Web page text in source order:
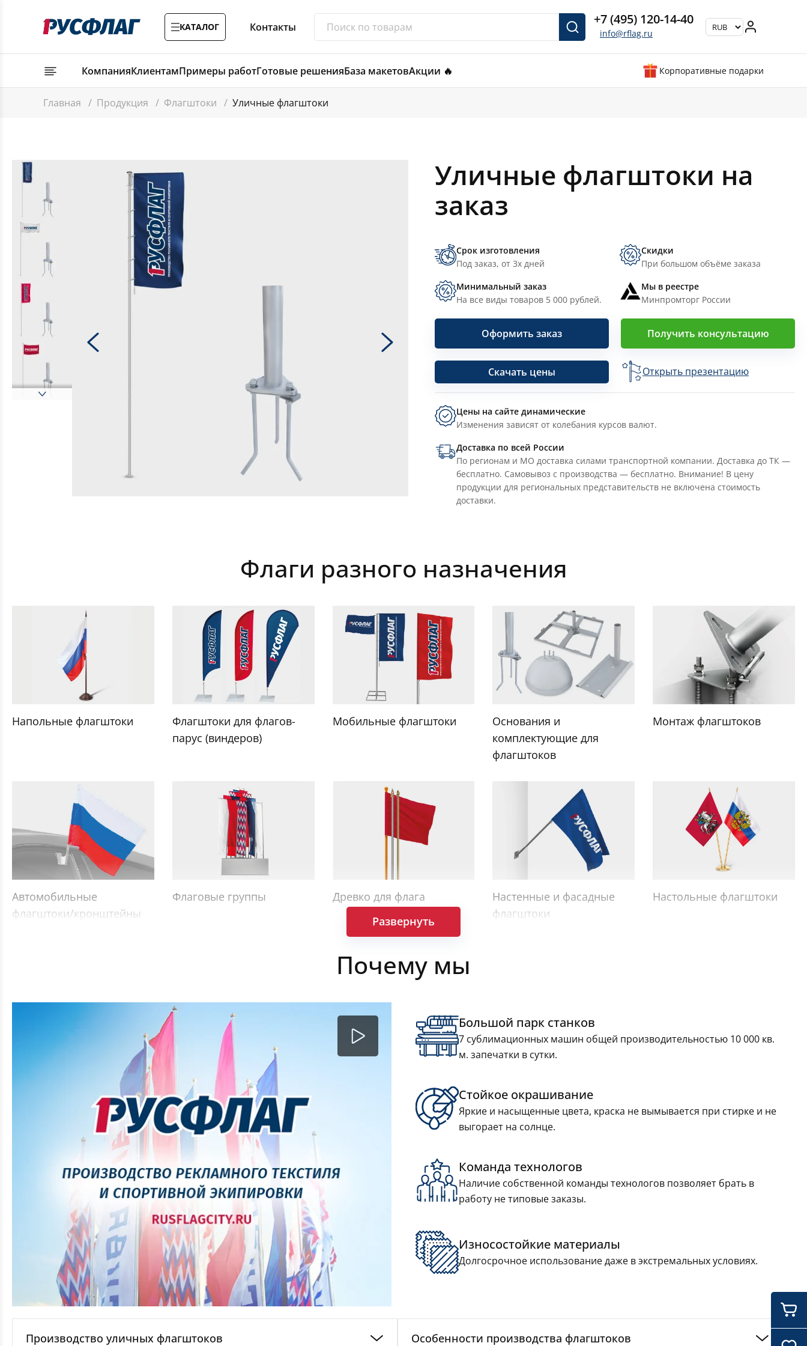
КАТАЛОГ Контакты +7 (495) 120-14-40
info@rflag.ru
КомпанияКлиентамПримеры работГотовые решенияБаза макетовАкции 🔥 Корпоративные подарки
Главная / Продукция / Флагштоки / Уличные флагштоки
Уличные флагштоки на
заказ
Срок изготовления
Под заказ, от 3х дней
Скидки
При большом объёме заказа
Минимальный заказ
На все виды товаров 5 000 рублей.
Мы в реестре
Минпромторг России
Оформить заказ Получить консультацию
Скачать цены Открыть презентацию
Цены на сайте динамические
Изменения зависят от колебания курсов валют.
Доставка по всей России
По регионам и МО доставка силами транспортной компании. Доставка до ТК —
бесплатно. Самовывоз с производства — бесплатно. Внимание! В цену
продукции для региональных представительств не включена стоимость
доставки.
Флаги разного назначения
Напольные флагштоки
Флагштоки для флагов-
парус (виндеров)
Мобильные флагштоки
Основания и
комплектующие для
флагштоков
Монтаж флагштоков
Автомобильные
флагштоки/кронштейны
Флаговые группы Древко для флага
Настенные и фасадные
флагштоки
Настольные флагштоки
Развернуть
Почему мы
Большой парк станков
7 сублимационных машин общей производительностью 10 000 кв.
м. запечатки в сутки.
Стойкое окрашивание
Яркие и насыщенные цвета, краска не вымывается при стирке и не
выгорает на солнце.
Команда технологов
Наличие собственной команды технологов позволяет брать в
работу не типовые заказы.
Износостойкие материалы
Долгосрочное использование даже в экстремальных условиях.
Производство уличных флагштоков Особенности производства флагштоков